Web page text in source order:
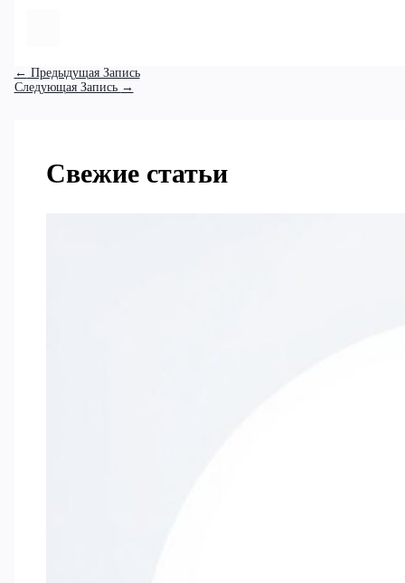
← Предыдущая Запись
Следующая Запись →
Свежие статьи